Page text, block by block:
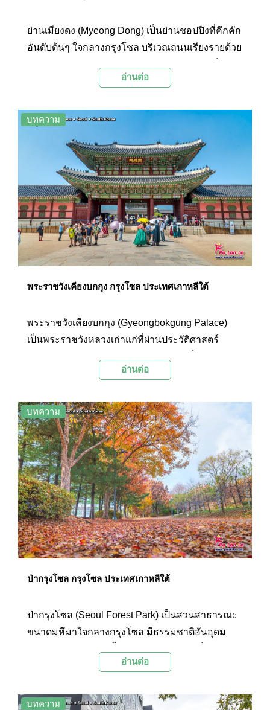
ย่านเมียงดง (Myeong Dong) เป็นย่านชอปปิงที่คึกคัก
อันดับต้นๆ ใจกลางกรุงโซล บริเวณถนนเรียงรายด้วย
เสื้อผ้า กระเป๋า รองเท้า เครื่องสำอาง คาเฟ่ และร้าน
เกาหลีต่างๆ ให้ได้ลองลิ้มชิมรส ย่านนี้จึงเป็นสถานที่
ชีวิตชีวาเป็นอย่างมาก
อ่านต่อ
บทความ
พระราชวังเคียงบกกุง กรุงโซล ประเทศเกาหลีใต้
พระราชวังเคียงบกกุง (Gyeongbokgung Palace)
เป็นพระราชวังหลวงเก่าแก่ที่ผ่านประวัติศาสตร์
ต่างๆ สร้างขึ้นด้วยสถาปัตยกรรมเกาหลีดั้งเดิมซึ่งมี
เทือกเขาพูคักซานที่ช่วยส่งเสริมความยิ่งใหญ่ให้กับ
พระราชวังหลวงแห่งนี้ นอกจากนี้ พระราชวังเคียง
บกกุงยังได้รับการยอมรับให้เป็นมรดกโลกทาง
วัฒนธรรมโดย UNESCO ในปีค.ศ.1997 อีกด้วย ที่นี่
จึงเป็นสถานที่ท่องเที่ยวยอดนิยมและเป็นอีกหนึ่ง
แลนด์มาร์กอันโดดเด่นของกรุงโซลที่ไม่ควรพลาด
อ่านต่อ
บทความ
ป่ากรุงโซล กรุงโซล ประเทศเกาหลีใต้
ป่ากรุงโซล (Seoul Forest Park) เป็นสวนสาธารณะ
ขนาดมหึมาใจกลางกรุงโซล มีธรรมชาติอันอุดม
ที่พักผ่อนหย่อนใจและสถานที่ท่องเที่ยวทาง
เกาหลีใต้ เพราะเป็นจุดชมดอกซากุระเกาหลีในช่วง
อ่านต่อ
บทความ